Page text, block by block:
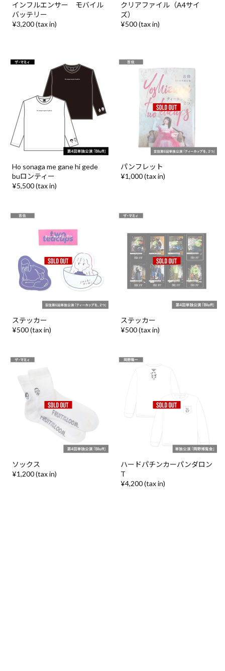
インフルエンサー モバイル
バッテリー
¥3,200 (tax in)
クリアファイル（A4サイ
ズ）
¥500 (tax in)
Ho sonaga me gane hi gede
buロンティー
¥5,500 (tax in)
パンフレット
¥1,000 (tax in)
ステッカー
¥500 (tax in)
ステッカー
¥500 (tax in)
ソックス
¥1,200 (tax in)
ハードパチンカーパンダロン
T
¥4,200 (tax in)